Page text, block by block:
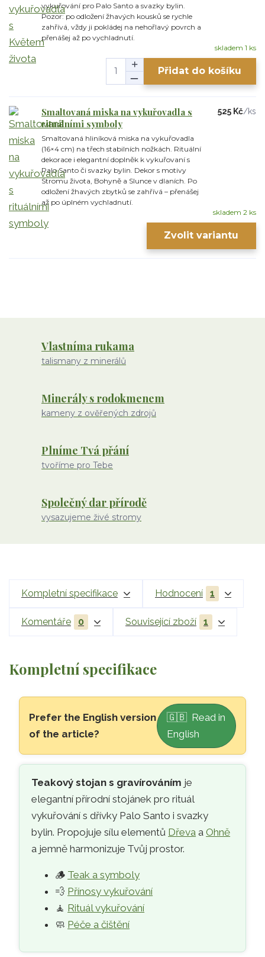
vykuřování pro Palo Santo a svazky bylin.
Pozor: po odložení žhavých kousků se rychle
zahřívá, vždy ji pokládej na nehořlavý povrch a
přenášej až po vychladnutí.
skladem 1 ks
Přidat do košíku
Smaltovaná miska na vykuřovadla s
rituálními symboly
Smaltovaná hliníková miska na vykuřovadla
(16×4 cm) na třech stabilních nožkách. Rituální
dekorace i elegantní doplněk k vykuřovaní s
Palo Santo či svazky bylin. Dekor s motivy
Stromu života, Bohyně a Slunce v dlaních. Po
odložení žhavých zbytků se zahřívá – přenášej
až po úplném vychladnutí.
525 Kč/ks
skladem 2 ks
Zvolit variantu
Vlastníma rukama
talismany z minerálů
Minerály s rodokmenem
kameny z ověřených zdrojů
Plníme Tvá přání
tvoříme pro Tebe
Společný dar přírodě
vysazujeme živé stromy
Kompletní specifikace Hodnocení 1
Komentáře 0 Související zboží 1
Kompletní specifikace
Přeskočit na hlavní obsah
Prefer the English version
of the article?
🇬🇧 Read in
English
🌳Teakový stojan s
Teakový stojan s gravírováním je
elegantní přírodní stojánek pro rituál
vykuřování s dřívky Palo Santo i svazky
bylin. Propojuje sílu elementů Dřeva aOhně
a jemně harmonizuje Tvůj prostor.
🪵 Teak a symboly
💨 Přínosy vykuřování
🧘 Rituál vykuřování
🧼 Péče a čištění